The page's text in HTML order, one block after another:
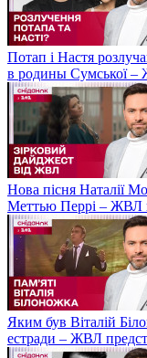
Потап і Настя
в родины Сумської –
Нова пісня Наталії
Меттью Перрі – ЖВЛ
Яким був Віталій
естради – ЖВЛ